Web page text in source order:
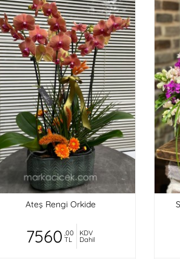
Ateş Rengi Orkide
7560 ,00
TL
KDV
Dahil